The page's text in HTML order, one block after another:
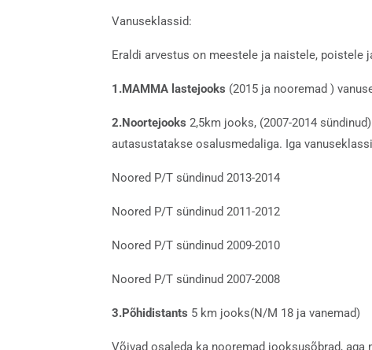
Vanuseklassid:
Eraldi arvestus on meestele ja naistele, poistele
1.MAMMA lastejooks (2015 ja nooremad )
2.Noortejooks 2,5km jooks, (2007-2014
autasustatakse osalusmedaliga. Iga
Noored P/T sündinud 2013-2014
Noored P/T sündinud 2011-2012
Noored P/T sündinud 2009-2010
Noored P/T sündinud 2007-2008
3.Põhidistants 5 km jooks(N/M 18 ja vanemad)
Võivad osaleda ka nooremad jooksusõbrad, aga